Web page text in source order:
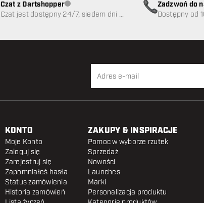
Czat z DartshopperObsługa klienta niedostępna
Czat jest dostępny 24/7, siedem dni w
Zadzwoń do
89
Dostępny od
KONTO
Moje Konto
Zaloguj się
Zarejestruj się
Zapomniałeś hasła
Status zamówienia
Historia zamówień
ZAKUPY & INSPIRACJE
Pomoc w wyborze rzutek
Sprzedaż
Nowości
Launches
Marki
Personalizacja produktu